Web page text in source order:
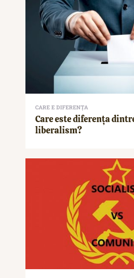
CARE E DIFERENȚA
Care este diferența
liberalism?